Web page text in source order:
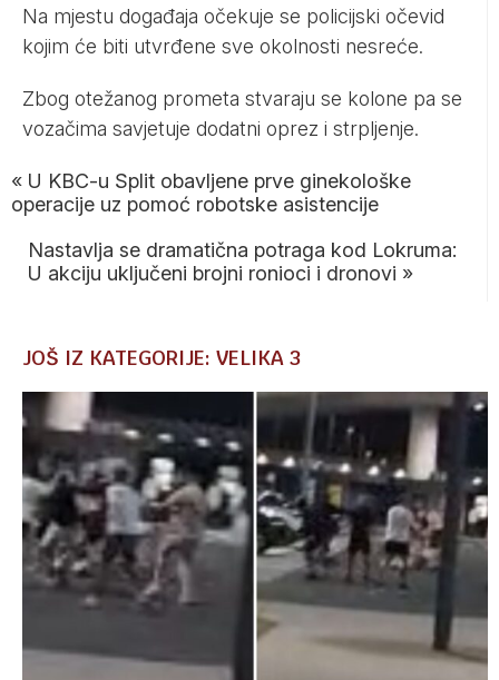
Na mjestu događaja očekuje se policijski očevid
kojim će biti utvrđene sve okolnosti nesreće.
Zbog otežanog prometa stvaraju se kolone pa se
vozačima savjetuje dodatni oprez i strpljenje.
« U KBC-u Split obavljene prve ginekološke
operacije uz pomoć robotske asistencije
Nastavlja se dramatična potraga kod Lokruma:
U akciju uključeni brojni ronioci i dronovi »
JOŠ IZ KATEGORIJE: VELIKA 3